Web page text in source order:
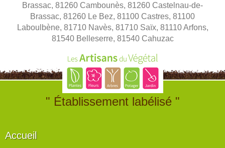
Brassac, 81260 Cambounès, 81260 Castelnau-de-
Brassac, 81260 Le Bez, 81100 Castres, 81100
Laboulbène, 81710 Navès, 81710 Saïx, 81110 Arfons,
81540 Belleserre, 81540 Cahuzac
" Établissement labélisé "
Accueil